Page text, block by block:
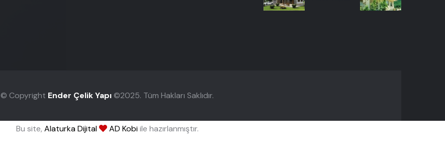
© Copyright Ender Çelik Yapı©2025. Tüm Hakları Saklıdır.
Bu site, Alaturka Dijital AD Kobiile hazırlanmıştır.